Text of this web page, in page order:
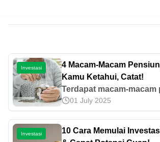
Investasi
4 Macam-Macam
Kamu Ketahui, Catat!
Terdapat macam-
dapat kamu ketahui
normal, dipercepat,
ditunda. Baca
01 July 2025
Investasi
10 Cara Memulai